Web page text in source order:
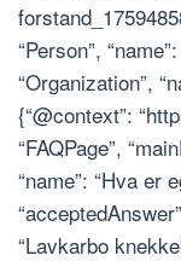
“Person”,
“Organization”,
{“@context”:
“FAQPage”,
“name”: “Hva er
“Lavkarbo